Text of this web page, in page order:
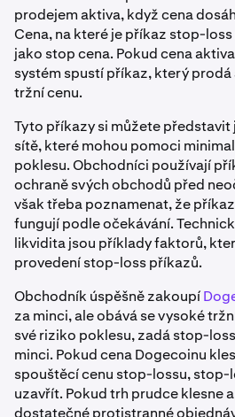
prodejem aktiva, když cena
Cena, na které je příkaz stop-
jako stop cena. Pokud cena
systém spustí příkaz, který
tržní cenu.
Tyto příkazy si můžete
sítě, které mohou pomoci
poklesu. Obchodníci používají
ochraně svých obchodů před
však třeba poznamenat, že
fungují podle očekávání.
likvidita jsou příklady faktorů,
provedení stop-loss příkazů.
Obchodník úspěšně zakoupí
za minci, ale obává se vysoké
své riziko poklesu, zadá stop-
minci. Pokud cena Dogecoinu
spouštěcí cenu stop-lossu, stop-
uzavřít. Pokud trh prudce klesne
dostatečné protistranné